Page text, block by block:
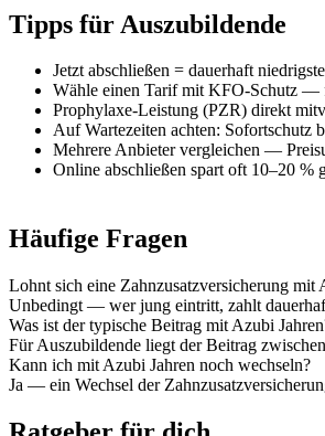
Tipps für Auszubildende
Jetzt abschließen = dauerhaft
Wähle einen Tarif mit KFO-Schutz —
Prophylaxe-Leistung (PZR) direkt
Auf Wartezeiten achten: Sofortschutz
Mehrere Anbieter vergleichen —
Online abschließen spart oft 10–20 %
Häufige Fragen
Lohnt sich eine Zahnzusatzversicherung mit
Unbedingt — wer jung eintritt, zahlt
Was ist der typische Beitrag mit Azubi
Für Auszubildende liegt der Beitrag
Kann ich mit Azubi Jahren noch wechseln?
Ja — ein Wechsel der